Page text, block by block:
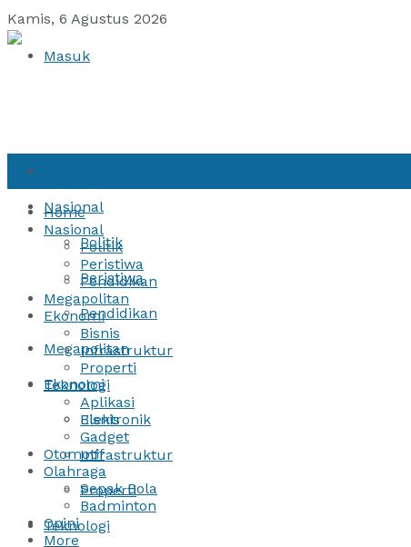
Kamis, 6 Agustus 2026
Masuk
Nasional
Politik
Peristiwa
Pendidikan
Megapolitan
Ekonomi
Bisnis
Infrastruktur
Properti
Teknologi
Home
Nasional
Politik
Peristiwa
Pendidikan
Megapolitan
Ekonomi
Bisnis
Infrastruktur
Properti
Teknologi
Aplikasi
Elektronik
Gadget
Otomotif
Olahraga
Sepak Bola
Badminton
Opini
More